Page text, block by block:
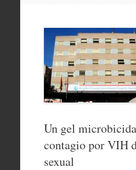
Un gel
contagio por VIH
sexual